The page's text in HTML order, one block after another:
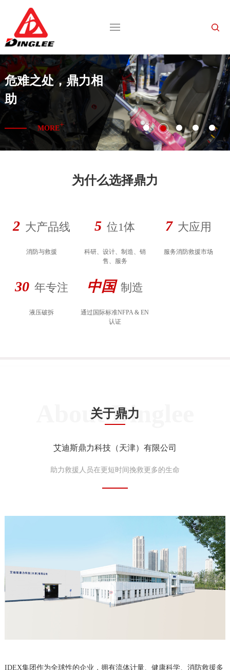
危难之处，鼎力相
助
MORE+
为什么选择鼎力
2 大产品线
消防与救援
5 位1体
科研、设计、制造、销
售、服务
7 大应用
服务消防救援市场
30 年专注
液压破拆
中国 制造
通过国际标准NFPA & EN
认证
About Dinglee
关于鼎力
艾迪斯鼎力科技（天津）有限公司
助力救援人员在更短时间挽救更多的生命
IDEX集团作为全球性的企业，拥有流体计量、健康科学、消防救援多